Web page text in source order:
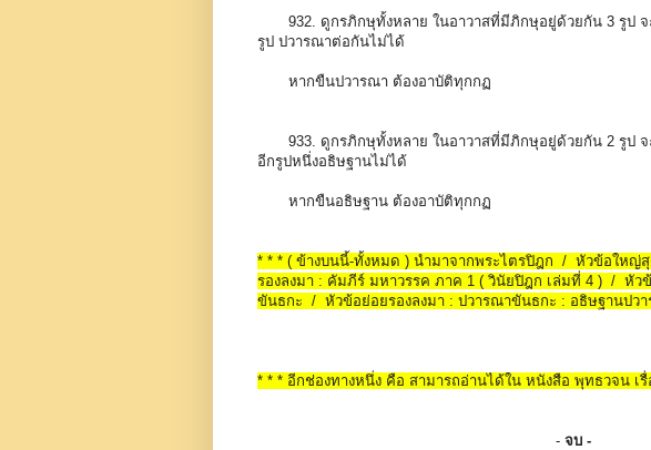
932. ดูกรภิกษุทั้งหลาย ในอาวาสที่มีภิกษุอยู่ด้วยกัน 3 รูป
รูป ปวารณาต่อกันไม่ได้
หากขืนปวารณา ต้องอาบัติทุกกฏ
933. ดูกรภิกษุทั้งหลาย ในอาวาสที่มีภิกษุอยู่ด้วยกัน 2 รูป
อีกรูปหนึ่งอธิษฐานไม่ได้
หากขืนอธิษฐาน ต้องอาบัติทุกกฏ
* * * ( ข้างบนนี้-ทั้งหมด ) นำมาจากพระไตรปิฎก / หัวข้อให
รองลงมา : คัมภีร์ มหาวรรค ภาค 1 ( วินัยปิฎก เล่มที่ 4 ) / หัว
ขันธกะ / หัวข้อย่อยรองลงมา : ปวารณาขันธกะ : อธิษฐานปว
* * * อีกช่องทางหนึ่ง คือ สามารถอ่านได้ใน หนังสือ พุทธวจน เ
- จบ -